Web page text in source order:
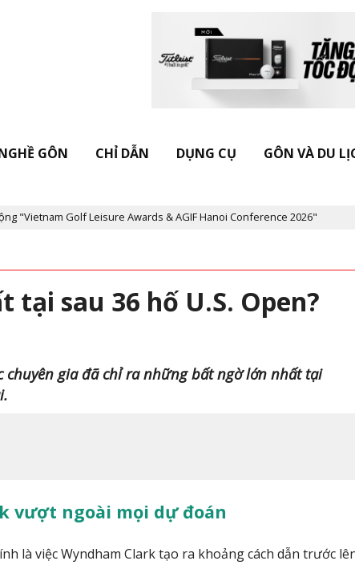
GÔN CHỈ DẪN DỤNG CỤ GÔN VÀ DU
Golf Leisure Awards & AGIF Hanoi Conference 2026" Kỷ
sau 36 hố U.S. Open?
chuyên gia đã chỉ ra những bất ngờ lớn nhất tại
vượt ngoài mọi dự đoán
là việc Wyndham Clark tạo ra khoảng cách dẫn trước